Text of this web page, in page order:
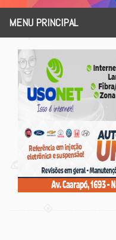
MENU PRINCIPAL